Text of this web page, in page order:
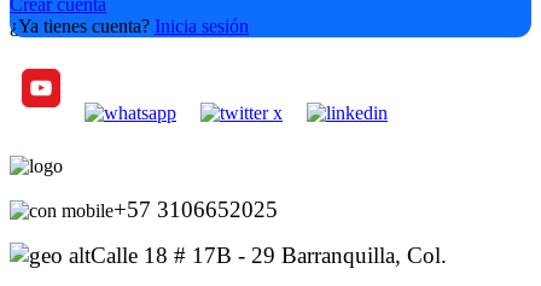
¿Ya tienes cuenta? Inicia sesión
+57 3106652025
Calle 18 # 17B - 29 Barranquilla, Col.